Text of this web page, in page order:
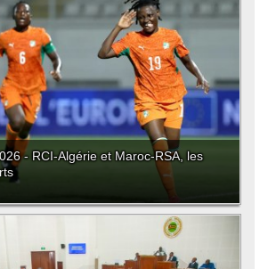
- RCI-Algérie et Maroc-RSA, les